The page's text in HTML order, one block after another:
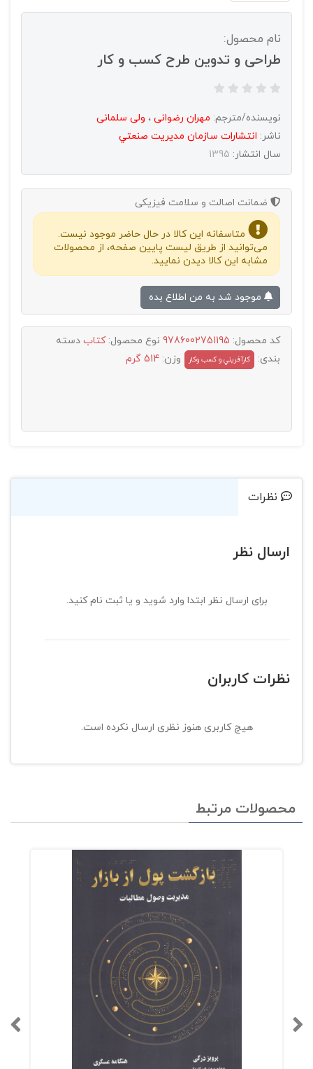
نام محصول:
طراحی و تدوین طرح کسب و کار
نویسنده/مترجم: مهران رضوانی ، ولی سلمانی
ناشر: انتشارات سازمان مديريت صنعتي
سال انتشار: 1395
ضمانت اصالت و سلامت فیزیکی
متاسفانه این کالا در حال حاضر موجود نیست.
می‌توانید از طریق لیست پایین صفحه، از محصولات
مشابه این کالا دیدن نمایید.
کد محصول: 9786002751195 نوع محصول:کتاب دسته
بندی:
کارآفريني و کسب وکار وزن: 514 گرم
نظرات
ارسال نظر
برای ارسال نظر ابتدا وارد شوید و یا ثبت نام کنید.
نظرات کاربران
هیچ کاربری هنوز نظری ارسال نکرده است.
محصولات مرتبط